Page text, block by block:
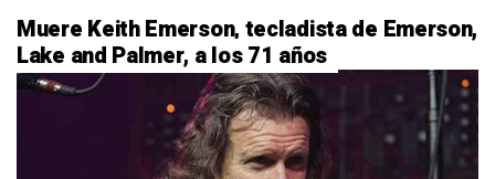
Muere Keith Emerson, tecladista de Emerson,
Lake and Palmer, a los 71 años